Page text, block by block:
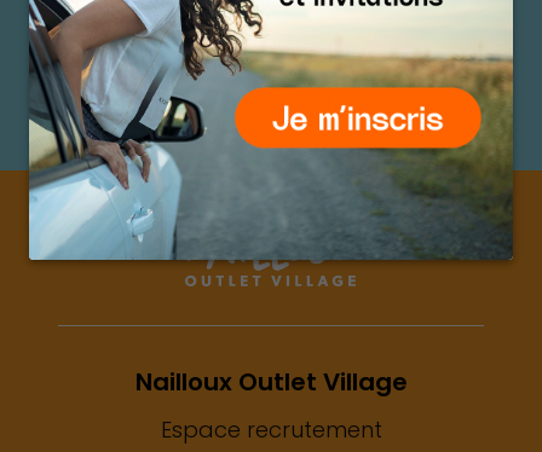
SUIVEZ-NOUS SUR NOS RÉSEAUX
@ NAILLOUXOUTLET
Nailloux Outlet Village
Espace recrutement